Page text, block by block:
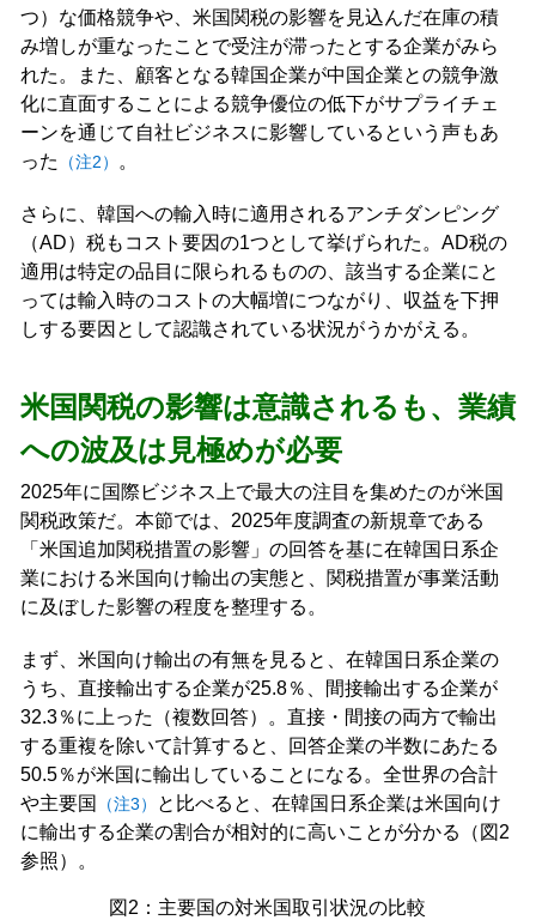
つ）な価格競争や、米国関税の影響を見込んだ在庫の積
み増しが重なったことで受注が滞ったとする企業がみら
れた。また、顧客となる韓国企業が中国企業との競争激
化に直面することによる競争優位の低下がサプライチェ
ーンを通じて自社ビジネスに影響しているという声もあ
った
（注2） 。
さらに、韓国への輸入時に適用されるアンチダンピング
（AD）税もコスト要因の1つとして挙げられた。AD税の
適用は特定の品目に限られるものの、該当する企業にと
っては輸入時のコストの大幅増につながり、収益を下押
しする要因として認識されている状況がうかがえる。
米国関税の影響は意識されるも、業績
への波及は見極めが必要
2025年に国際ビジネス上で最大の注目を集めたのが米国
関税政策だ。本節では、2025年度調査の新規章である
「米国追加関税措置の影響」の回答を基に在韓国日系企
業における米国向け輸出の実態と、関税措置が事業活動
に及ぼした影響の程度を整理する。
まず、米国向け輸出の有無を見ると、在韓国日系企業の
うち、直接輸出する企業が25.8％、間接輸出する企業が
32.3％に上った（複数回答）。直接・間接の両方で輸出
する重複を除いて計算すると、回答企業の半数にあたる
50.5％が米国に輸出していることになる。全世界の合計
や主要国
（注3）
と比べると、在韓国日系企業は米国向け
に輸出する企業の割合が相対的に高いことが分かる（図2
参照）。
図2：主要国の対米国取引状況の比較